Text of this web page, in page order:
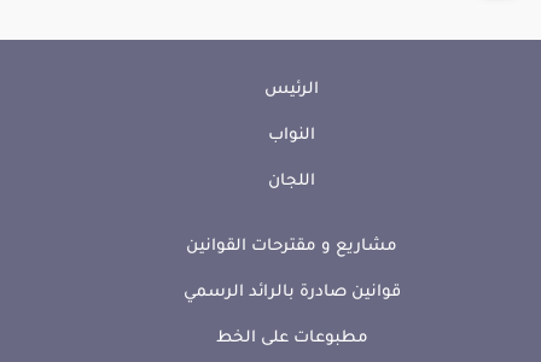
الرئيس
النواب
اللجان
مشاريع و مقترحات القوانين
قوانين صادرة بالرائد الرسمي
مطبوعات على الخط